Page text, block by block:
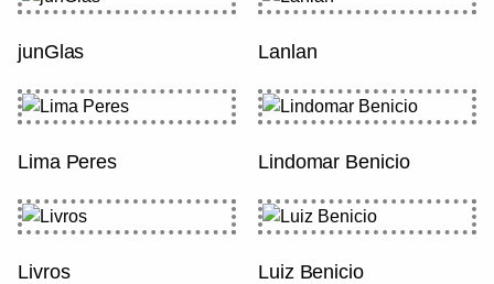
junGlas Lanlan
Lima Peres Lindomar Benicio
Livros Luiz Benicio